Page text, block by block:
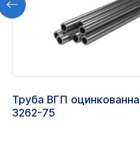
Труба ВГП
3262-75